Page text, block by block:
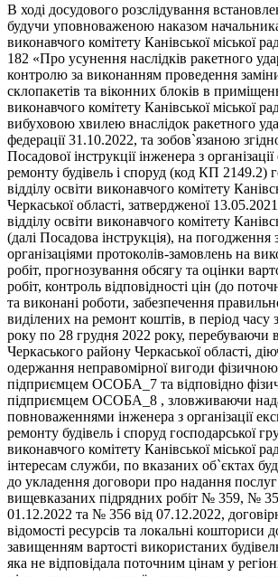
В ході досудового розслідування
будучи уповноваженою наказом начальника
виконавчого комітету Канівської міської
182 «Про усунення наслідків ракетного
контролю за виконанням проведення
склопакетів та віконних блоків в
виконавчого комітету Канівської міської
вибуховою хвилею внаслідок ракетного
федерації 31.10.2022, та зобов`язаною
Посадової інструкції інженера з організації
ремонту будівель і споруд (код КП 2149.2)
відділу освіти виконавчого комітету
Черкаської області, затвердженої
відділу освіти виконавчого комітету
(далі Посадова інструкція), на погодження
організаціями протоколів-замовлень на
робіт, прогнозування обсягу та оцінки
робіт, контроль відповідності цін (до
та виконані роботи, забезпечення
виділених на ремонт коштів, в період часу
року по 28 грудня 2022 року, перебуваючи в
Черкаського району Черкаської області,
одержання неправомірної вигоди
підприємцем ОСОБА_7 та відповідно
підприємцем ОСОБА_8 , зловживаючи
повноваженнями інженера з організації
ремонту будівель і споруд господарської
виконавчого комітету Канівської міської
інтересам служби, по вказаних об`єктах
до укладення договори про надання
вищевказаних підрядних робіт № 359, №
01.12.2022 та № 356 від 07.12.2022,
відомості ресурсів та локальні кошториси
завищенням вартості використаних
яка не відповідала поточним цінам у